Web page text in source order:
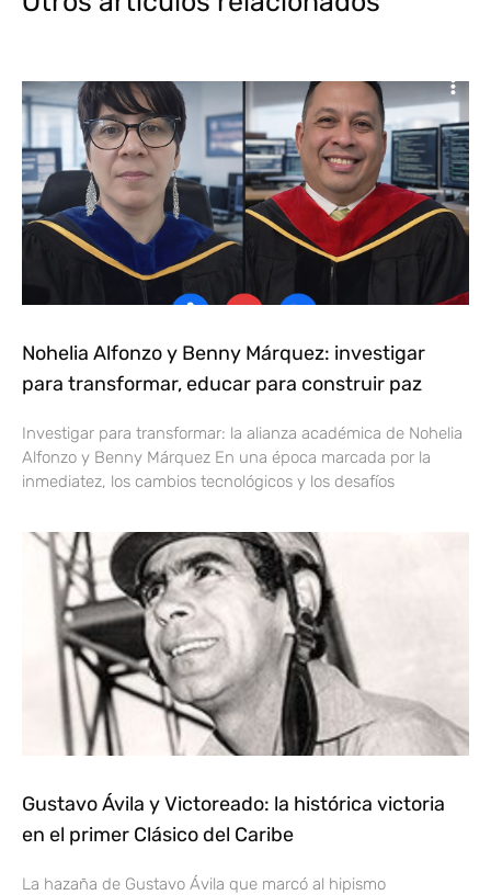
Nohelia Alfonzo y Benny Márquez: investigar
para transformar, educar para construir paz
Investigar para transformar: la alianza académica de Nohelia
Alfonzo y Benny Márquez En una época marcada por la
inmediatez, los cambios tecnológicos y los desafíos
Gustavo Ávila y Victoreado: la histórica victoria
en el primer Clásico del Caribe
La hazaña de Gustavo Ávila que marcó al hipismo